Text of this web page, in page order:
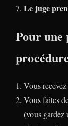
Le juge
Pour une
Vous
Vous faites
(vous gardez